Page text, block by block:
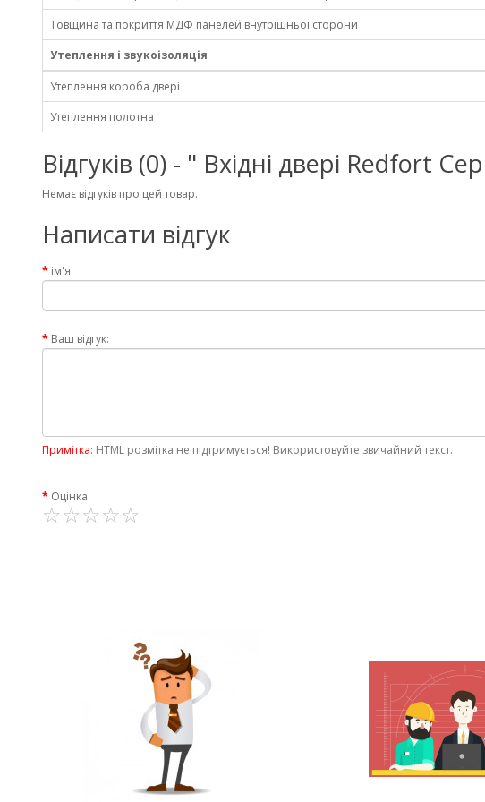
Товщина та покриття МДФ панелей внутрішньої сторони
Утеплення і звукоізоляція
Утеплення короба двері
Утеплення полотна
Відгуків (0) - " Вхідні двері Redfort
Немає відгуків про цей товар.
Написати відгук
ім'я
Ваш відгук:
Примітка: HTML розмітка не підтримується! Використовуйте звичайний текст.
Оцінка